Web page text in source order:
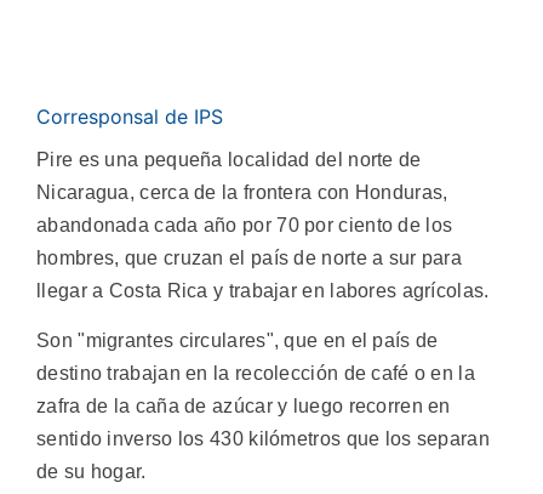
Corresponsal de IPS
Pire es una pequeña localidad del norte de
Nicaragua, cerca de la frontera con Honduras,
abandonada cada año por 70 por ciento de los
hombres, que cruzan el país de norte a sur para
llegar a Costa Rica y trabajar en labores agrícolas.
Son "migrantes circulares", que en el país de
destino trabajan en la recolección de café o en la
zafra de la caña de azúcar y luego recorren en
sentido inverso los 430 kilómetros que los separan
de su hogar.